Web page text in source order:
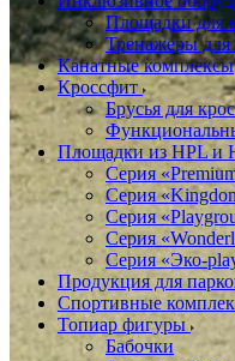
Площадки для
Тренажеры
Канатные комплексы
Кроссфит
Брусья для
Площадки из HPL и
Серия
Серия
Серия
Серия
Серия «Эко-
Продукция для
Спортивные
Топиар фигуры
Бабочки